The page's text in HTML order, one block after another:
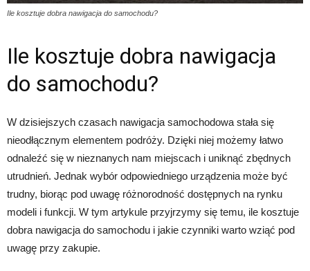
Ile kosztuje dobra nawigacja do samochodu?
Ile kosztuje dobra nawigacja
do samochodu?
W dzisiejszych czasach nawigacja samochodowa stała się
nieodłącznym elementem podróży. Dzięki niej możemy łatwo
odnaleźć się w nieznanych nam miejscach i uniknąć zbędnych
utrudnień. Jednak wybór odpowiedniego urządzenia może być
trudny, biorąc pod uwagę różnorodność dostępnych na rynku
modeli i funkcji. W tym artykule przyjrzymy się temu, ile kosztuje
dobra nawigacja do samochodu i jakie czynniki warto wziąć pod
uwagę przy zakupie.